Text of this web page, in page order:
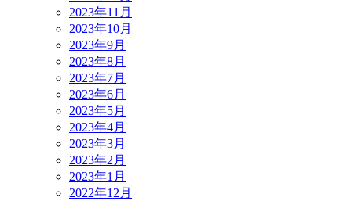
2023年11月
2023年10月
2023年9月
2023年8月
2023年7月
2023年6月
2023年5月
2023年4月
2023年3月
2023年2月
2023年1月
2022年12月